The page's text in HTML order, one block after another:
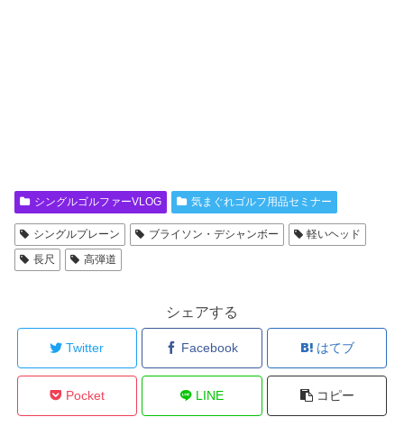
シングルゴルファーVLOG 気まぐれゴルフ用品セミナー
シングルプレーン ブライソン・デシャンボー
軽いヘッド
長尺
高弾道
シェアする
Twitter Facebook はてブ
Pocket LINE コピー